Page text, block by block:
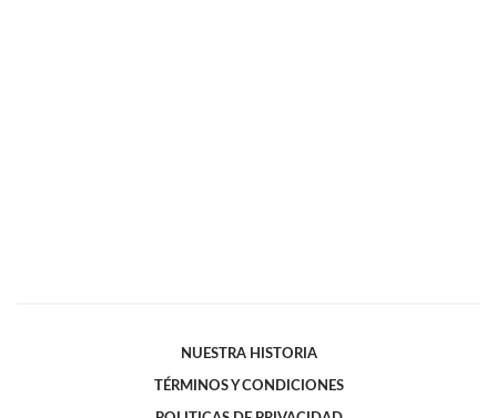
NUESTRA HISTORIA
TÉRMINOS Y CONDICIONES